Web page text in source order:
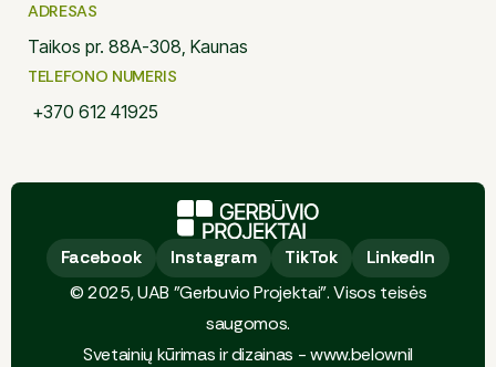
ADRESAS
Taikos pr. 88A-308, Kaunas
TELEFONO NUMERIS
+370 612 41925
Facebook
Facebook Instagram
Instagram TikTok
TikTok LinkedIn
LinkedIn
© 2025, UAB "Gerbuvio Projektai". Visos teisės
saugomos.
Svetainių kūrimas ir dizainas - www.belownil